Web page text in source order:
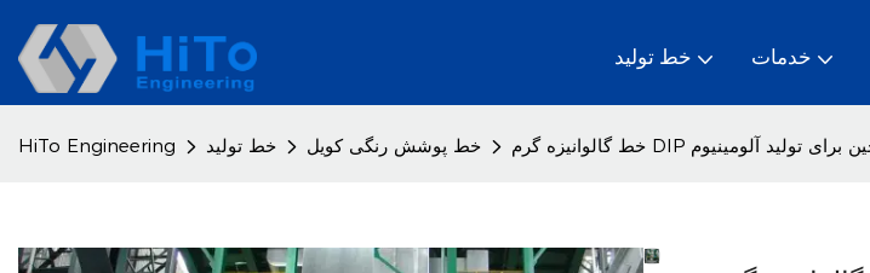
خط تولید خدمات
HiTo Engineering خط تولید خط پوشش رنگی کویل